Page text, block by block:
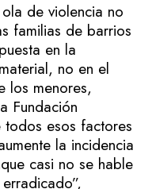
de violencia no
familias de barrios
en la
no en el
los menores,
Fundación
todos esos factores
la incidencia
casi no se hable